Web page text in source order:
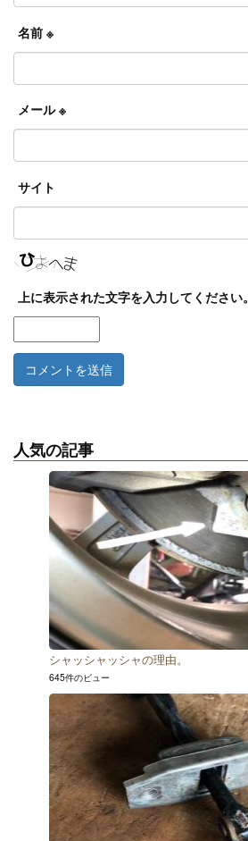
名前 ※
メール※
サイト
上に表示された文字を入力してください。
人気の記事
シャッシャッシャの理由。
645件のビュー